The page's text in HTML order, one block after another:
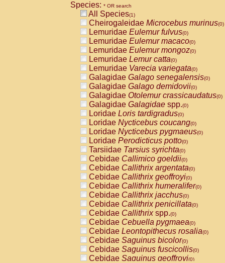
Species: * OR search
All Species(1)
Cheirogaleidae Microcebus murinus(0)
Lemuridae Eulemur fulvus(0)
Lemuridae Eulemur macaco(0)
Lemuridae Eulemur mongoz(0)
Lemuridae Lemur catta(0)
Lemuridae Varecia variegata(0)
Galagidae Galago senegalensis(0)
Galagidae Galago demidovii(0)
Galagidae Otolemur crassicaudatus(0)
Galagidae Galagidae spp.(0)
Loridae Loris tardigradus(0)
Loridae Nycticebus coucang(0)
Loridae Nycticebus pygmaeus(0)
Loridae Perodicticus potto(0)
Tarsiidae Tarsius syrichta(0)
Cebidae Callimico goeldii(0)
Cebidae Callithrix argentata(0)
Cebidae Callithrix geoffroyi(0)
Cebidae Callithrix humeralifer(0)
Cebidae Callithrix jacchus(0)
Cebidae Callithrix penicillata(0)
Cebidae Callithrixspp.(0)
Cebidae Cebuella pygmaea(0)
Cebidae Leontopithecus rosalia(0)
Cebidae Saguinus bicolor(0)
Cebidae Saguinus fuscicollis(0)
Cebidae Saguinus geoffroyi(0)